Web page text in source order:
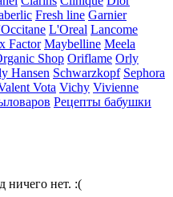
Fresh line Garnier
L'Oreal Lancome
Factor Maybelline Meela
Shop Oriflame Orly
Hansen Schwarzkopf Sephora
Vota Vichy Vivienne
Рецепты бабушки
ничего нет. :(